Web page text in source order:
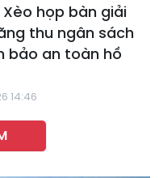
Xèo họp bàn giải
thu ngân sách
bảo an toàn hồ
14:46